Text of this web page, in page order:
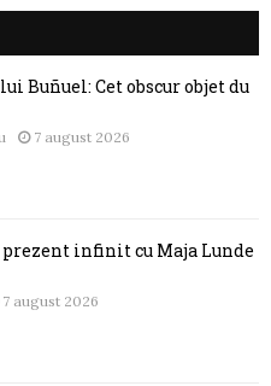
Buñuel: Cet obscur objet du
7 august 2026
infinit cu Maja Lunde
7 august 2026